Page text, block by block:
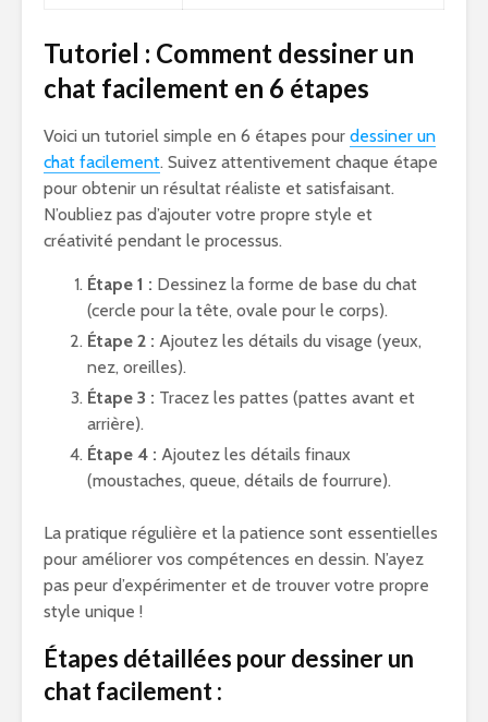
Tutoriel : Comment dessiner un
chat facilement en 6 étapes
Voici un tutoriel simple en 6 étapes pour dessiner un
chat facilement. Suivez attentivement chaque étape
pour obtenir un résultat réaliste et satisfaisant.
N’oubliez pas d’ajouter votre propre style et
créativité pendant le processus.
Étape 1 : Dessinez la forme de base du chat
(cercle pour la tête, ovale pour le corps).
Étape 2 : Ajoutez les détails du visage (yeux,
nez, oreilles).
Étape 3 : Tracez les pattes (pattes avant et
arrière).
Étape 4 : Ajoutez les détails finaux
(moustaches, queue, détails de fourrure).
La pratique régulière et la patience sont essentielles
pour améliorer vos compétences en dessin. N’ayez
pas peur d’expérimenter et de trouver votre propre
style unique !
Étapes détaillées pour dessiner un
chat facilement :